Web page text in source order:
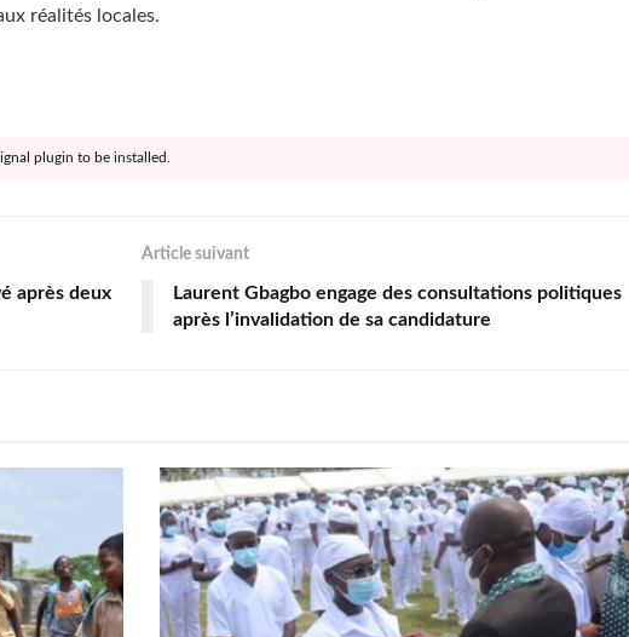
réalités locales.
plugin to be installed.
après deux
Article suivant
Laurent Gbagbo engage des consultations politiques
après l’invalidation de sa candidature